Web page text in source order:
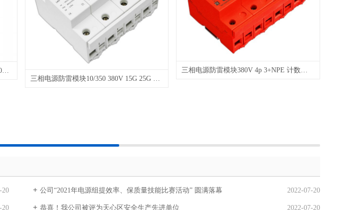
三相电源防雷箱(LKX-B380/20ka/40ka/60ka/80ka/100ka/120ka/140ka/160ka) 雷电计数器 液晶屏
20 公司“2021年电源组提效率、保质量技能比赛活动” 圆满落幕 2022-07-20
20 恭喜！我公司被评为天心区安全生产先进单位 2022-07-20